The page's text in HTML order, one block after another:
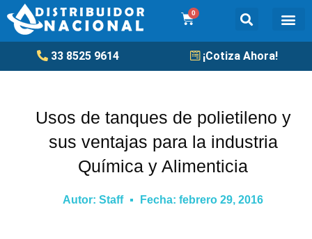
al
contenido
0
Cart
33 8525 9614 ¡Cotiza Ahora!
Usos de tanques de polietileno y
sus ventajas para la industria
Química y Alimenticia
Autor: Staff Fecha: febrero 29, 2016